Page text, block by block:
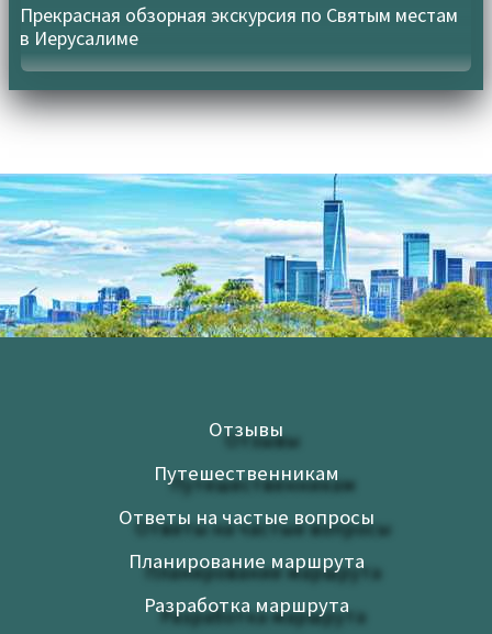
Прекрасная обзорная экскурсия по Святым местам
в Иерусалиме
Отзывы
Путешественникам
Ответы на частые вопросы
Планирование маршрута
Разработка маршрута